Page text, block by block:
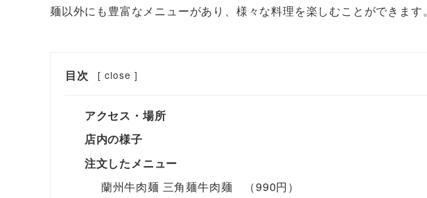
麺以外にも豊富なメニューがあり、様々な料理を楽しむことができます。
目次 [ close ]
アクセス・場所
店内の様子
注文したメニュー
蘭州牛肉麺 三角麺牛肉麺 （990円）